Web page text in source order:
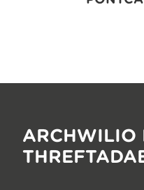
ARCHWILIO